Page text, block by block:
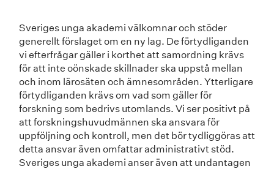
Sveriges unga akademi välkomnar och stöder
generellt förslaget om en ny lag. De förtydliganden
vi efterfrågar gäller i korthet att samordning krävs
för att inte oönskade skillnader ska uppstå mellan
och inom lärosäten och ämnesområden. Ytterligare
förtydliganden krävs om vad som gäller för
forskning som bedrivs utomlands. Vi ser positivt på
att forskningshuvudmännen ska ansvara för
uppföljning och kontroll, men det bör tydliggöras att
detta ansvar även omfattar administrativt stöd.
Sveriges unga akademi anser även att undantagen